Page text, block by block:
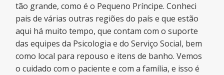
tão grande, como é o Pequeno Príncipe. Conheci
pais de várias outras regiões do país e que estão
aqui há muito tempo, que contam com o suporte
das equipes da Psicologia e do Serviço Social, bem
como local para repouso e itens de banho. Vemos
o cuidado com o paciente e com a família, e isso é